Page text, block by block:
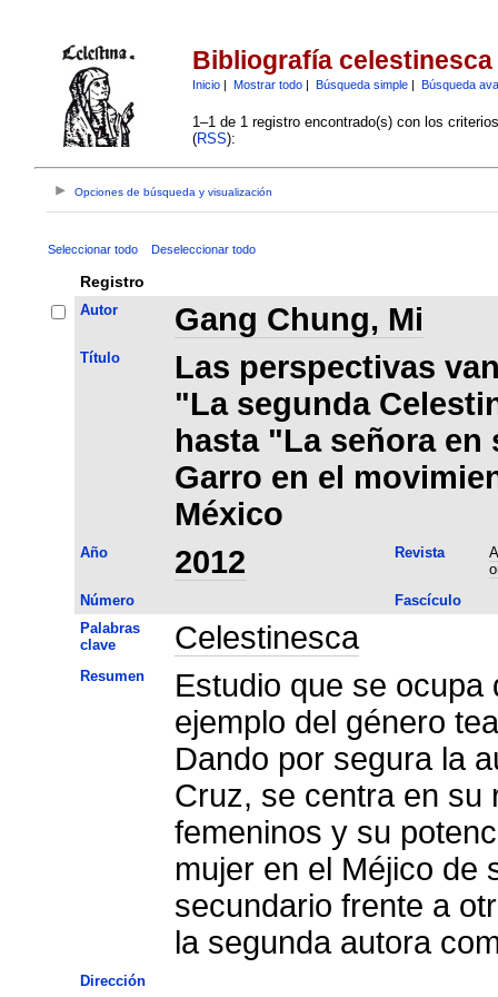
Bibliografía celestinesca
Inicio| Mostrar todo| Búsqueda simple| Búsqueda
1–1 de 1 registro encontrado(s) con los
(RSS):
Opciones de búsqueda y visualización
Seleccionar todo Deseleccionar todo
Registro
Autor Gang Chung, Mi
Título
Las perspectivas
"La segunda
hasta "La señora en
Garro en el
México
Año 2012 Revista
Número
Fascículo
Palabras
clave
Celestinesca
Resumen
Estudio que se ocupa
ejemplo del género
Dando por segura la
Cruz, se centra en su
femeninos y su
mujer en el Méjico de
secundario frente a
la segunda autora
Dirección